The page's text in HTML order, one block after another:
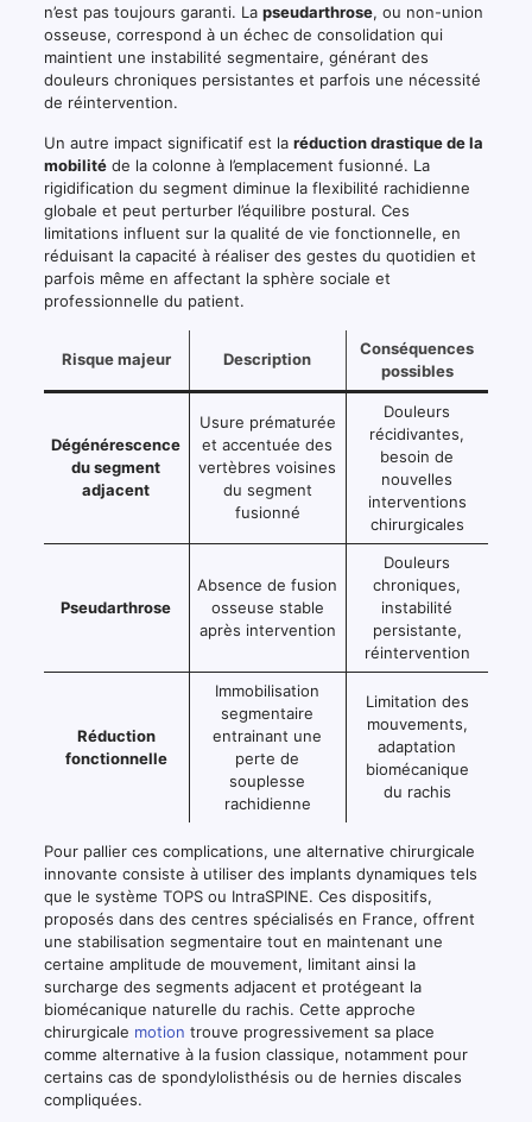
n’est pas toujours garanti. La pseudarthrose, ou non-union
osseuse, correspond à un échec de consolidation qui
maintient une instabilité segmentaire, générant des
douleurs chroniques persistantes et parfois une nécessité
de réintervention.
Un autre impact significatif est la réduction drastique de la
mobilitéde la colonne à l’emplacement fusionné. La
rigidification du segment diminue la flexibilité rachidienne
globale et peut perturber l’équilibre postural. Ces
limitations influent sur la qualité de vie fonctionnelle, en
réduisant la capacité à réaliser des gestes du quotidien et
parfois même en affectant la sphère sociale et
professionnelle du patient.
Risque majeur Description
Conséquences
possibles
Dégénérescence
du segment
adjacent
Usure prématurée
et accentuée des
vertèbres voisines
du segment
fusionné
Douleurs
récidivantes,
besoin de
nouvelles
interventions
chirurgicales
Pseudarthrose
Absence de fusion
osseuse stable
après intervention
Douleurs
chroniques,
instabilité
persistante,
réintervention
Réduction
fonctionnelle
Immobilisation
segmentaire
entrainant une
perte de
souplesse
rachidienne
Limitation des
mouvements,
adaptation
biomécanique
du rachis
Pour pallier ces complications, une alternative chirurgicale
innovante consiste à utiliser des implants dynamiques tels
que le système TOPS ou IntraSPINE. Ces dispositifs,
proposés dans des centres spécialisés en France, offrent
une stabilisation segmentaire tout en maintenant une
certaine amplitude de mouvement, limitant ainsi la
surcharge des segments adjacent et protégeant la
biomécanique naturelle du rachis. Cette approche
chirurgicale motion trouve progressivement sa place
comme alternative à la fusion classique, notamment pour
certains cas de spondylolisthésis ou de hernies discales
compliquées.